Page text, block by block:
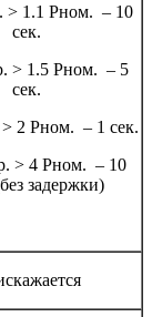
> 1.1 Рном. – 10
сек.
> 1.5 Рном. – 5
сек.
2 Рном. – 1 сек.
> 4 Рном. – 10
задержки)